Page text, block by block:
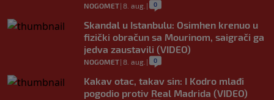
NOGOMET| 8. aug. | 0
Skandal u Istanbulu: Osimhen krenuo u
fizički obračun sa Mourinom, saigrači ga
jedva zaustavili (VIDEO)
NOGOMET| 8. aug. | 0
Kakav otac, takav sin: I Kodro mlađi
pogodio protiv Real Madrida (VIDEO)